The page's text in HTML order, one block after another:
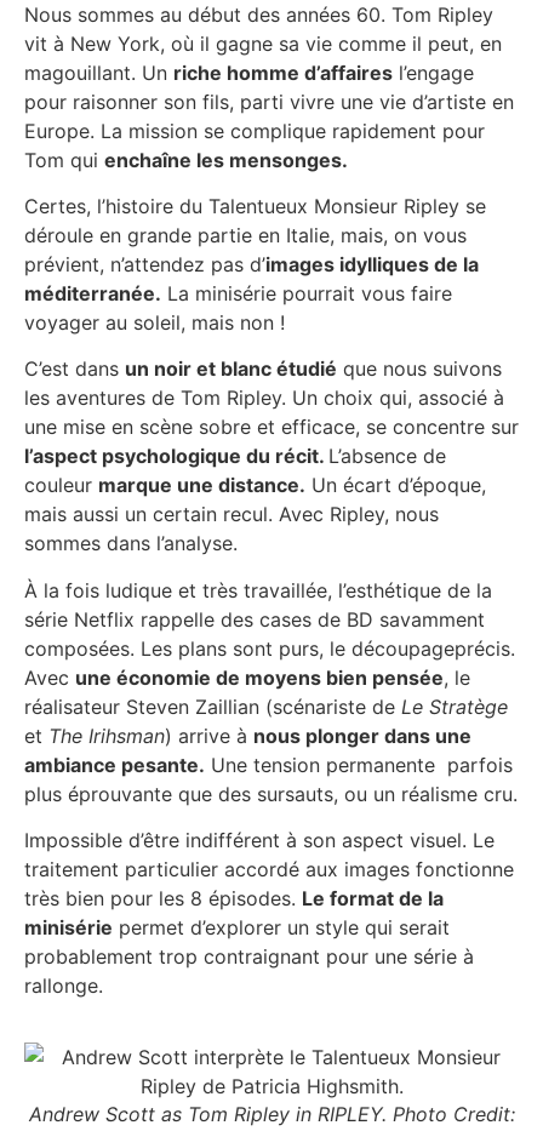
Nous sommes au début des années 60. Tom Ripley
vit à New York, où il gagne sa vie comme il peut, en
magouillant. Un riche homme d’affaires l’engage
pour raisonner son fils, parti vivre une vie d’artiste en
Europe. La mission se complique rapidement pour
Tom qui enchaîne les mensonges.
Certes, l’histoire du Talentueux Monsieur Ripley se
déroule en grande partie en Italie, mais, on vous
prévient, n’attendez pas d’images idylliques de la
méditerranée. La minisérie pourrait vous faire
voyager au soleil, mais non !
C’est dans un noir et blanc étudié que nous suivons
les aventures de Tom Ripley. Un choix qui, associé à
une mise en scène sobre et efficace, se concentre sur
l’aspect psychologique du récit. L’absence de
couleur marque une distance. Un écart d’époque,
mais aussi un certain recul. Avec Ripley, nous
sommes dans l’analyse.
À la fois ludique et très travaillée, l’esthétique de la
série Netflix rappelle des cases de BD savamment
composées. Les plans sont purs, le découpageprécis.
Avec une économie de moyens bien pensée, le
réalisateur Steven Zaillian (scénariste de Le Stratège
et The Irihsman) arrive à nous plonger dans une
ambiance pesante. Une tension permanente parfois
plus éprouvante que des sursauts, ou un réalisme cru.
Impossible d’être indifférent à son aspect visuel. Le
traitement particulier accordé aux images fonctionne
très bien pour les 8 épisodes. Le format de la
minisérie permet d’explorer un style qui serait
probablement trop contraignant pour une série à
rallonge.
Andrew Scott as Tom Ripley in RIPLEY. Photo Credit: